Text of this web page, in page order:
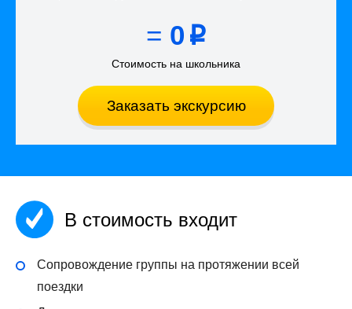
= 0 p
Стоимость на школьника
Заказать экскурсию
В стоимость входит
Сопровождение группы на протяжении всей
поездки